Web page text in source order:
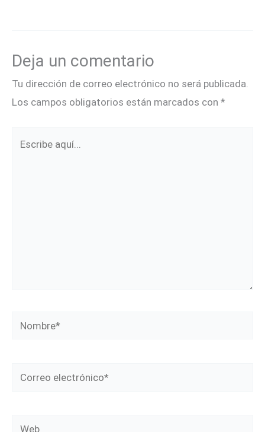
Deja un comentario
Tu dirección de correo electrónico no será publicada.
Los campos obligatorios están marcados con *
Nombre*
Correo
Web